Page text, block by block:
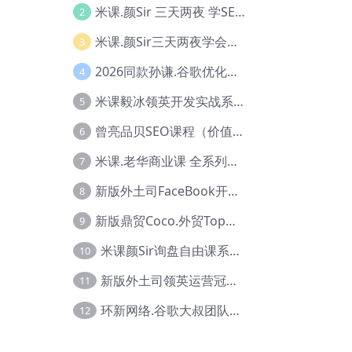
2 米课.颜Sir 三天两夜 学SEO系列教程，价值9600元，跨境人都在学 【Ag-0056】
3 米课.颜Sir三天两夜学会建站，价值6900，MI课甄选课程 【Ag-0055】
4 2026同款孙谦.谷歌优化师部落内部VIP实战教程|价值4999元全网独家解码（官方报名版本）【@034】
5 米课毅冰领英开发实战系列教程，价值3980，跨境必选【Ag-0049】
6 曾亮品贝SEO课程（价值：9800）品贝全系列教程 【Ab-0022】
7 米课.老华商业课 全系列实战教程，跨境电商必学，价值16900元【Ag-0053】
8 新版外土司FaceBook开发冠军全系列教程【Ab-0021】
9 新版鼎贸Coco.外贸Top业务课 (圈内首次独家解码|460节课)【Ag-0091】
10 米课颜Sir询盘自由课系列视频教程【Ag-0020】
11 新版外土司领英运营冠军【Ag-0047】
12 环新网络.谷歌大叔团队谷歌SEO实战教程【Ab-0024】